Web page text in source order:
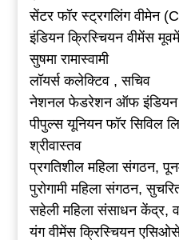
सेंटर फॉर स्ट्रगलिंग वीमेन
इंडियन क्रिस्चियन वीमेंस
सुषमा रामास्वामी
लॉयर्स कलेक्टिव , सचिव
नेशनल फेडरेशन ऑफ इंडियन
पीपुल्स यूनियन फॉर सिविल
श्रीवास्तव
प्रगतिशील महिला संगठन,
पुरोगामी महिला संगठन,
सहेली महिला संसाधन केंद्र,
यंग वीमेंस क्रिस्चियन